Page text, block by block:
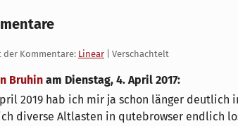
der Kommentare: Linear | Verschachtelt
Bruhin am Dienstag, 4. April 2017:
2019 hab ich mir ja schon länger deutlich
diverse Altlasten in qutebrowser endlich